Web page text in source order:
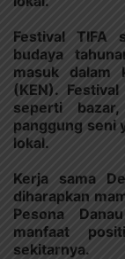
Festival TIFA
budaya
masuk dalam
(KEN).
seperti
panggung seni
lokal.
Kerja sama
diharapkan
Pesona
manfaat
sekitarnya.